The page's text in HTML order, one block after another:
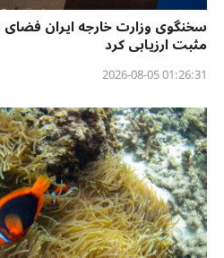
سخنگوی وزارت خارجه ایران فضای
مثبت ارزیابی کرد
01:26:31 2026-08-05